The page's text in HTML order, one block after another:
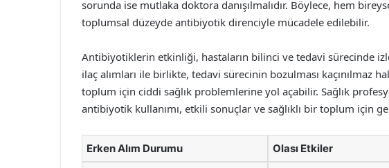
sorunda ise mutlaka doktora danışılmalıdır. Böylece, hem
toplumsal düzeyde antibiyotik direnciyle mücadele edilebilir.
Antibiyotiklerin etkinliği, hastaların bilinci ve tedavi sürecinde
ilaç alımları ile birlikte, tedavi sürecinin bozulması kaçınılmaz
toplum için ciddi sağlık problemlerine yol açabilir. Sağlık
antibiyotik kullanımı, etkili sonuçlar ve sağlıklı bir toplum için
Erken Alım Durumu Olası Etkiler